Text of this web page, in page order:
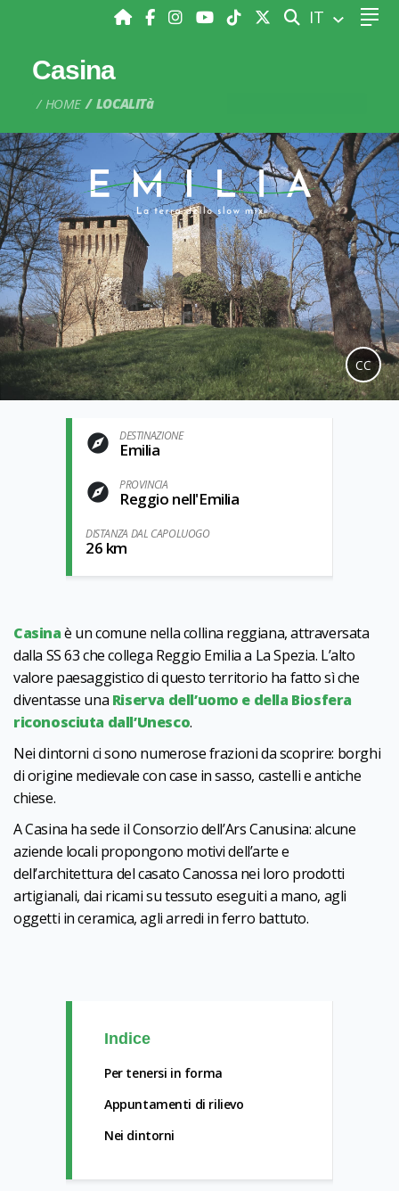
CERCA
IT
Casina
HOME LOCALITà
CC
DESTINAZIONE
Emilia
PROVINCIA
Reggio nell'Emilia
DISTANZA DAL CAPOLUOGO
26 km
Casinaè un comune nella collina reggiana, attraversata
dalla SS 63 che collega Reggio Emilia a La Spezia. L’alto
valore paesaggistico di questo territorio ha fatto sì che
diventasse una Riserva dell’uomo e della Biosfera
riconosciuta dall’Unesco.
Nei dintorni ci sono numerose frazioni da scoprire: borghi
di origine medievale con case in sasso, castelli e antiche
chiese.
A Casina ha sede il Consorzio dell’Ars Canusina: alcune
aziende locali propongono motivi dell’arte e
dell’architettura del casato Canossa nei loro prodotti
artigianali, dai ricami su tessuto eseguiti a mano, agli
oggetti in ceramica, agli arredi in ferro battuto.
Indice
Per tenersi in forma
Appuntamenti di rilievo
Nei dintorni